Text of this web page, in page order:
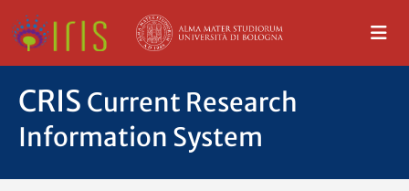
CRIS Current Research
Information System